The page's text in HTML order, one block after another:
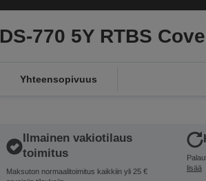
DS-770 5Y RTBS
Yhteensopivuus
Ilmainen vakiotilaus
toimitus
Maksuton normaalitoimitus kaikkiin yli 25 €
lisää